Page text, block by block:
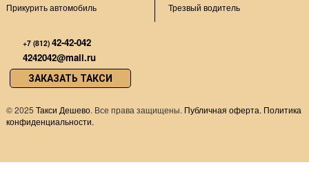
Прикурить автомобиль
Трезвый водитель
+7 (812) 42-42-042
4242042@mail.ru
ЗАКАЗАТЬ ТАКСИ
©2025 Такси Дешево. Все права защищены. Публичная оферта. Политика
конфиденциальности.